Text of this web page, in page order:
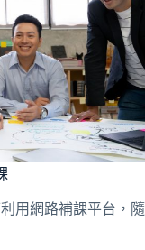
用網路補課平台，隨